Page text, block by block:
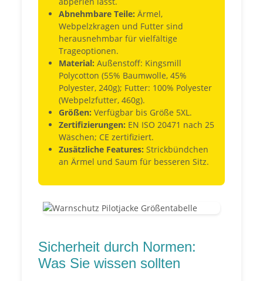
Abnehmbare Teile: Ärmel,
Webpelzkragen und Futter sind
herausnehmbar für vielfältige
Trageoptionen.
Material: Außenstoff: Kingsmill
Polycotton (55% Baumwolle, 45%
Polyester, 240g); Futter: 100% Polyester
(Webpelzfutter, 460g).
Größen: Verfügbar bis Größe 5XL.
Zertifizierungen: EN ISO 20471 nach 25
Wäschen; CE zertifiziert.
Zusätzliche Features: Strickbündchen
an Ärmel und Saum für besseren Sitz.
Sicherheit durch Normen:
Was Sie wissen sollten